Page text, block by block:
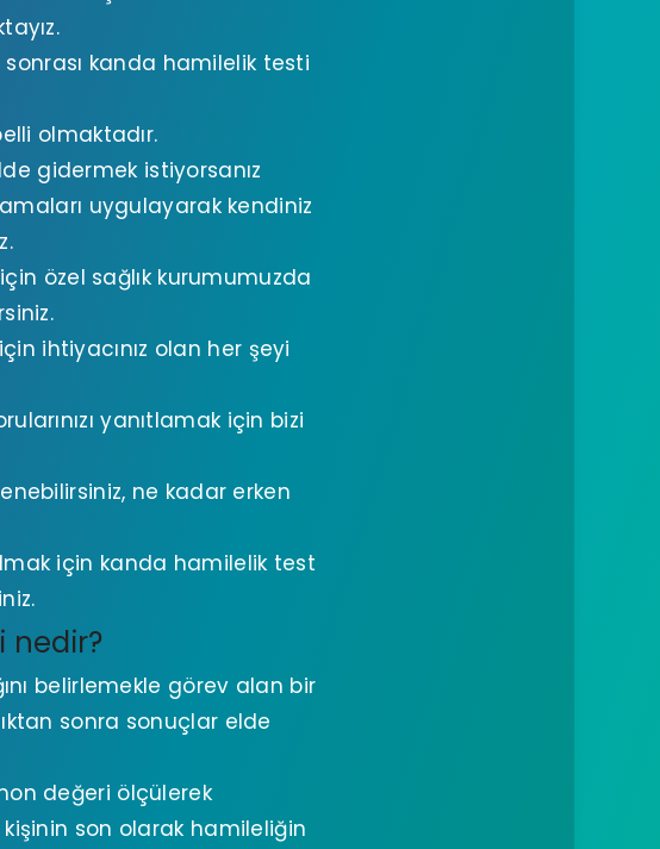
sonrası kanda hamilelik testi
olmaktadır.
gidermek istiyorsanız
uygulayarak kendiniz
özel sağlık kurumumuzda
ihtiyacınız olan her şeyi
yanıtlamak için bizi
ne kadar erken
için kanda hamilelik test
nedir?
belirlemekle görev alan bir
sonra sonuçlar elde
değeri ölçülerek
son olarak hamileliğin